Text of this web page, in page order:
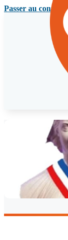
Passer au